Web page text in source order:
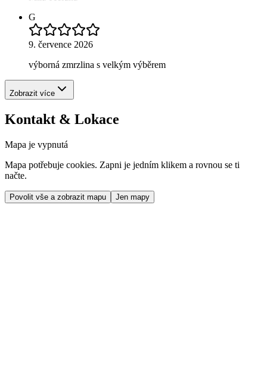
G
9. července 2026
výborná zmrzlina s velkým výběrem
Zobrazit více
Kontakt & Lokace
Mapa je vypnutá
Mapa potřebuje cookies. Zapni je jedním klikem a rovnou se ti
načte.
Povolit vše a zobrazit mapu Jen mapy